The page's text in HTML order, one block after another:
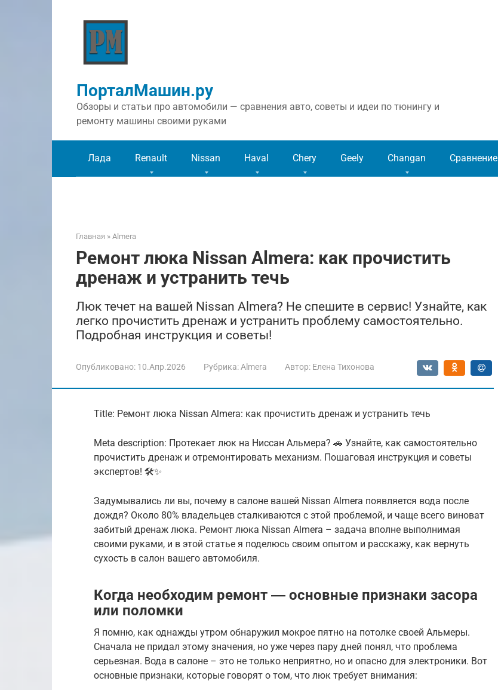
ПорталМашин.ру
Обзоры и статьи про автомобили — сравнения авто, советы и идеи по тюнингу и
ремонту машины своими руками
Лада Renault Nissan Haval Chery Geely Changan Сравнение
Главная » Almera
Ремонт люка Nissan Almera: как прочистить
дренаж и устранить течь
Люк течет на вашей Nissan Almera? Не спешите в сервис! Узнайте, как
легко прочистить дренаж и устранить проблему самостоятельно.
Подробная инструкция и советы!
Опубликовано: 10.Апр.2026 Рубрика: Almera Автор: Елена Тихонова
Title: Ремонт люка Nissan Almera: как прочистить дренаж и устранить течь
Meta description: Протекает люк на Ниссан Альмера? 🚗 Узнайте, как самостоятельно
прочистить дренаж и отремонтировать механизм. Пошаговая инструкция и советы
экспертов! 🛠️✨
Задумывались ли вы, почему в салоне вашей Nissan Almera появляется вода после
дождя? Около 80% владельцев сталкиваются с этой проблемой, и чаще всего виноват
забитый дренаж люка. Ремонт люка Nissan Almera – задача вполне выполнимая
своими руками, и в этой статье я поделюсь своим опытом и расскажу, как вернуть
сухость в салон вашего автомобиля.
Когда необходим ремонт ― основные признаки засора
или поломки
Я помню, как однажды утром обнаружил мокрое пятно на потолке своей Альмеры.
Сначала не придал этому значения, но уже через пару дней понял, что проблема
серьезная. Вода в салоне – это не только неприятно, но и опасно для электроники. Вот
основные признаки, которые говорят о том, что люк требует внимания: